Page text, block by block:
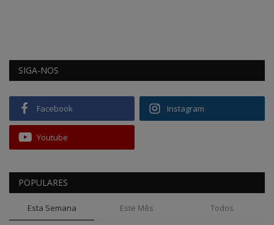
SIGA-NOS
Facebook Instagram
Youtube
POPULARES
Esta Semana Este Mês Todos